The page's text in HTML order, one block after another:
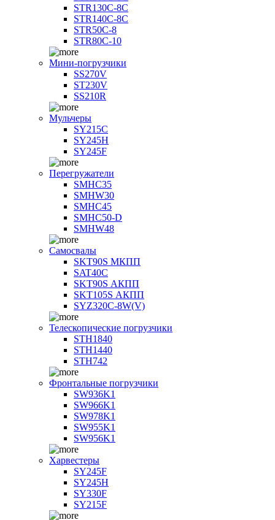
STR130C-8С
STR140C-8С
STR50C-8
STR80C-10
Мини-погрузчики
SS270V
ST230V
SS210R
Мульчеры
SY215C
SY245H
SY245F
Перегружатели
SMHC35
SMHW30
SMHC45
SMHC50-D
SMHW48
Самосвалы
SKT90S МКПП
SAT40C
SKT90S АКПП
SKT105S АКПП
SYZ320C-8W(V)
Телескопические погрузчики
STH1840
STH1440
STH742
Фронтальные погрузчики
SW936K1
SW966K1
SW978K1
SW955K1
SW956K1
Харвестеры
SY245F
SY245H
SY330F
SY215F